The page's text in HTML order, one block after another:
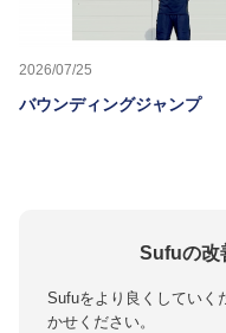
2026/07/25
バウンディングジャンプ
Sufuの改
Sufuをより良くしていく
かせください。